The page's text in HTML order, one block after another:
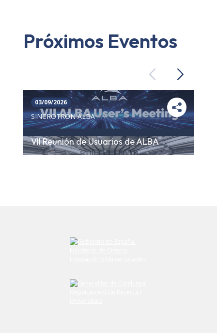
Próximos Eventos
PreviousNext
03/09/2026
SINCROTRÓN ALBA
VII Reunión de Usuarios de ALBA